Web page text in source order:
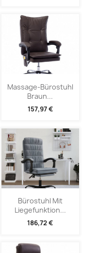
Massage-Bürostuhl
Braun...
157,97 €
Bürostuhl Mit
Liegefunktion...
186,72 €